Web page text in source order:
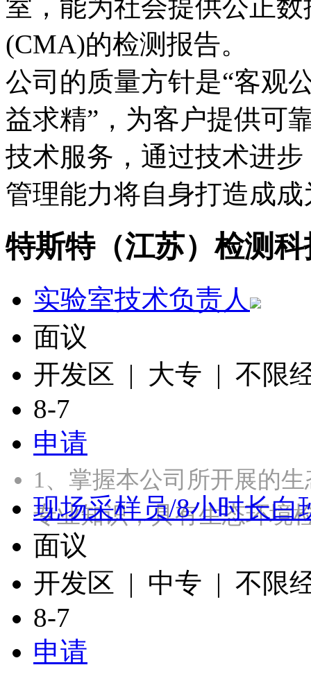
室，能为社会提供公正
(CMA)的检测报告。
公司的质量方针是“客观
益求精”，为客户提供可
技术服务，通过技术进
管理能力将自身打造成
特斯特（江苏）检测
实验室技术负责人
面议
开发区 | 大专 | 不限
8-7
申请
1、掌握本公司所开展的
专业知识，具有生态环
现场采样员/8小时长白
面议
开发区 | 中专 | 不限
8-7
申请